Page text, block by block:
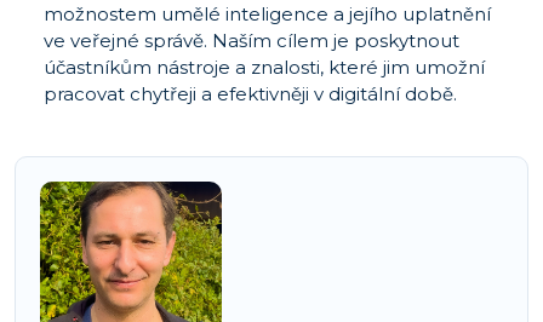
možnostem umělé inteligence a jejího uplatnění
ve veřejné správě. Naším cílem je poskytnout
účastníkům nástroje a znalosti, které jim umožní
pracovat chytřeji a efektivněji v digitální době.